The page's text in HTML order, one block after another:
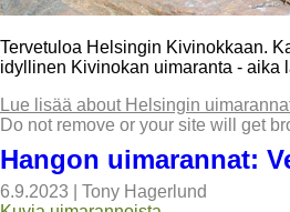
Tervetuloa Helsingin Kivinokkaan.
idyllinen Kivinokan uimaranta - aika
Lue lisää about Helsingin
Do not remove or your site will get
Hangon uimarannat:
6.9.2023
Tony Hagerlund